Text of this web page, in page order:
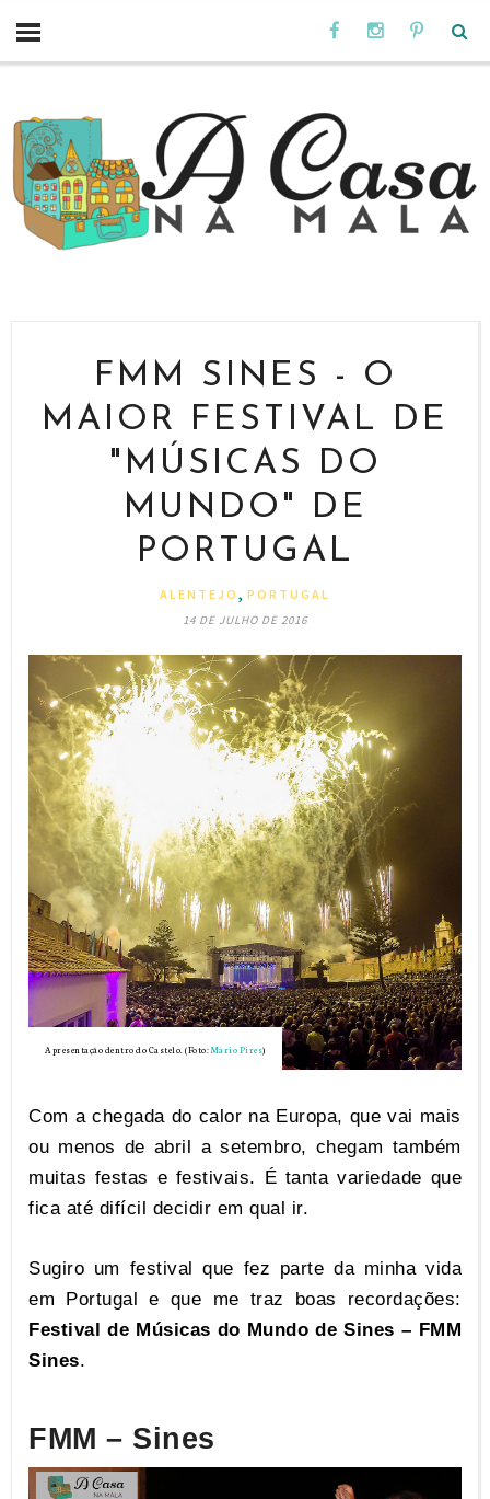
FMM SINES - O
MAIOR FESTIVAL DE
"MÚSICAS DO
MUNDO" DE
PORTUGAL
ALENTEJO , PORTUGAL
14 DE JULHO DE 2016
Apresentação dentro do Castelo. (Foto:Mário Pires)
Com a chegada do calor na Europa, que vai mais
ou menos de abril a setembro, chegam também
muitas festas e festivais. É tanta variedade que
fica até difícil decidir em qual ir.
Sugiro um festival que fez parte da minha vida
em Portugal e que me traz boas recordações:
Festival de Músicas do Mundo de Sines – FMM
Sines.
FMM – Sines